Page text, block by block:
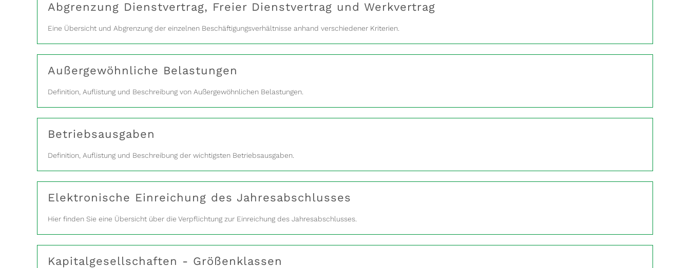
Abgrenzung Dienstvertrag, Freier Dienstvertrag und Werkvertrag
Eine Übersicht und Abgrenzung der einzelnen Beschäftigungsverhältnisse anhand verschiedener Kriterien.
Außergewöhnliche Belastungen
Definition, Auflistung und Beschreibung von Außergewöhnlichen Belastungen.
Betriebsausgaben
Definition, Auflistung und Beschreibung der wichtigsten Betriebsausgaben.
Elektronische Einreichung des Jahresabschlusses
Hier finden Sie eine Übersicht über die Verpflichtung zur Einreichung des Jahresabschlusses.
Kapitalgesellschaften - Größenklassen